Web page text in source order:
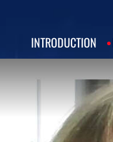
INTRODUCTION